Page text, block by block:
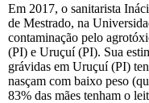
Em 2017, o sanitarista
de Mestrado, na
contaminação pelo
(PI) e Uruçuí (PI). Sua
grávidas em Uruçuí (PI)
nasçam com baixo peso
83% das mães tenham o